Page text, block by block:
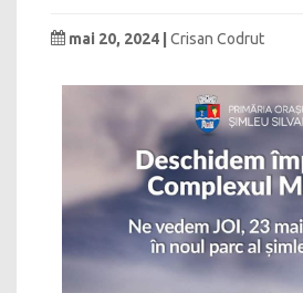
mai 20, 2024 | Crisan Codrut